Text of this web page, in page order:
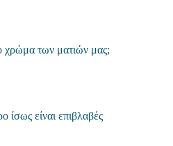
χρώμα των ματιών μας;
ίσως είναι επιβλαβές